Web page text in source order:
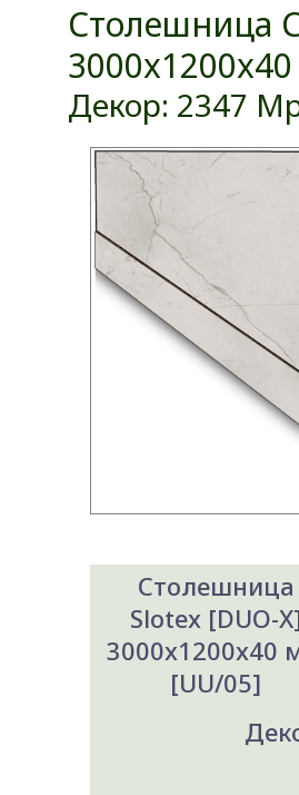
Столешница
3000x1200x40
Декор: 2347
Столешница
Slotex [DUO-
3000x1200x40
[UU/05]